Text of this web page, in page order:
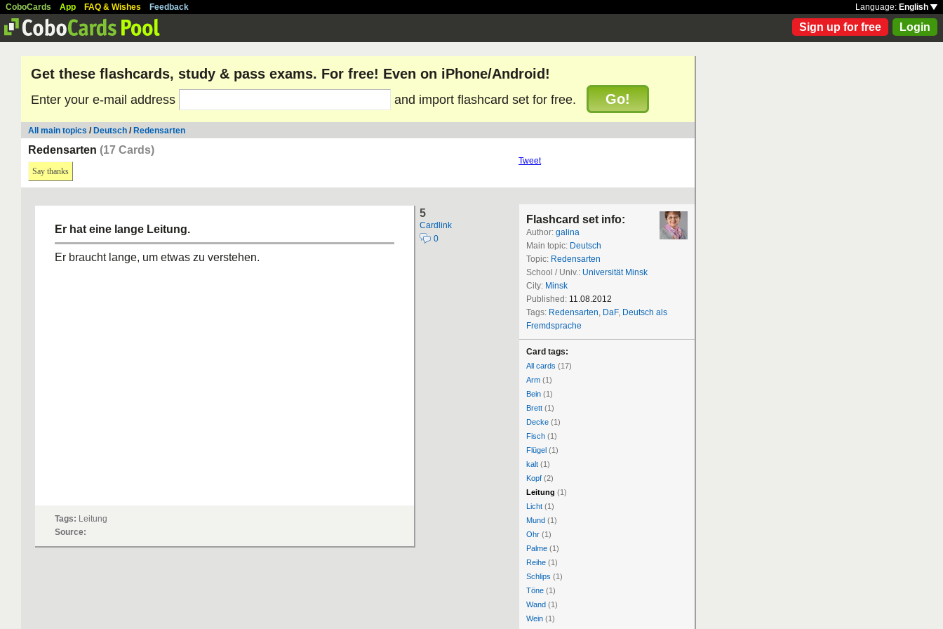
CoboCards App FAQ & Wishes Feedback Language: English
Sign up for free Login
Get these flashcards, study & pass exams. For free! Even on iPhone/Android!
Enter your e-mail address and import flashcard set for free. Go!
All main topics / Deutsch / Redensarten
Redensarten (17 Cards)
Say thanks
Tweet
5
Cardlink
0
Er hat eine lange Leitung.
Er braucht lange, um etwas zu verstehen.
Tags: Leitung
Source:
Flashcard set info:
Author: galina
Main topic: Deutsch
Topic: Redensarten
School / Univ.: Universität Minsk
City: Minsk
Published: 11.08.2012
Tags: Redensarten, DaF, Deutsch als
Fremdsprache
Card tags:
All cards (17)
Arm (1)
Bein (1)
Brett (1)
Decke (1)
Fisch (1)
Flügel (1)
kalt (1)
Kopf (2)
Leitung (1)
Licht (1)
Mund (1)
Ohr (1)
Palme (1)
Reihe (1)
Schlips (1)
Töne (1)
Wand (1)
Wein (1)